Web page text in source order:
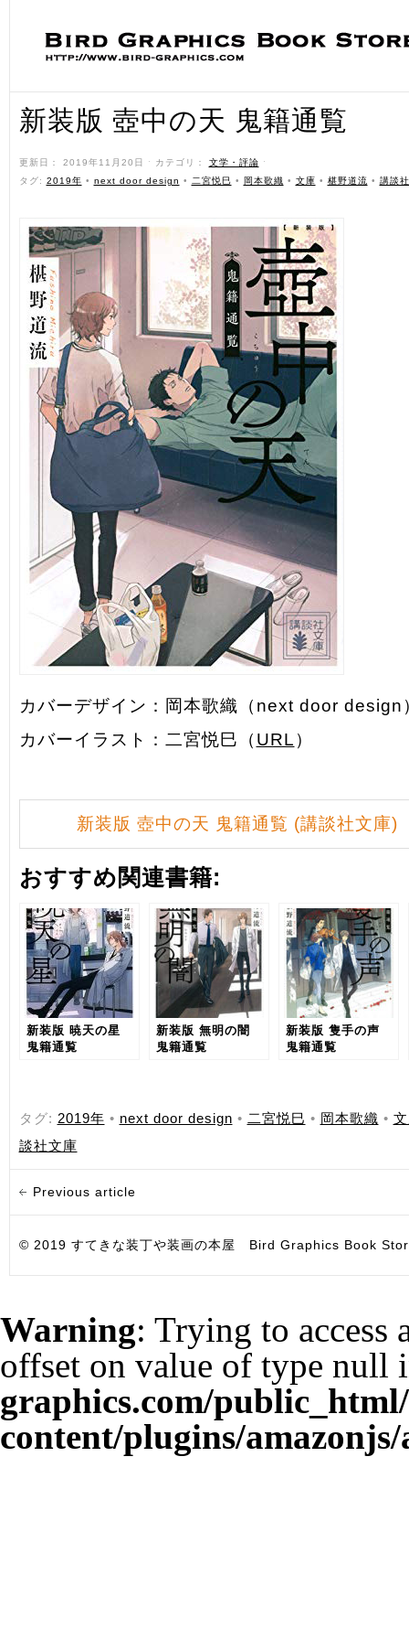
新装版 壺中の天 鬼籍通覧
更新日： 2019年11月20日 ˑ カテゴリ： 文学・評論 ˑ
タグ: 2019年 • next door design • 二宮悦巳 • 岡本歌織 • 文庫 • 椹野道流 • 講談社
カバーデザイン：岡本歌織（next door design
カバーイラスト：二宮悦巳（ URL ）
新装版 壺中の天 鬼籍通覧 (講談社文庫)
おすすめ関連書籍:
新装版 暁天の星
鬼籍通覧
新装版 無明の闇
鬼籍通覧
新装版 隻手の声
鬼籍通覧
タグ: 2019年 • next door design • 二宮悦巳 • 岡本歌織 •
談社文庫
Previous article
© 2019 すてきな装丁や装画の本屋 Bird Graphics Book
Warning: Trying to access
offset on value of type null
graphics.com/
content/plugins/